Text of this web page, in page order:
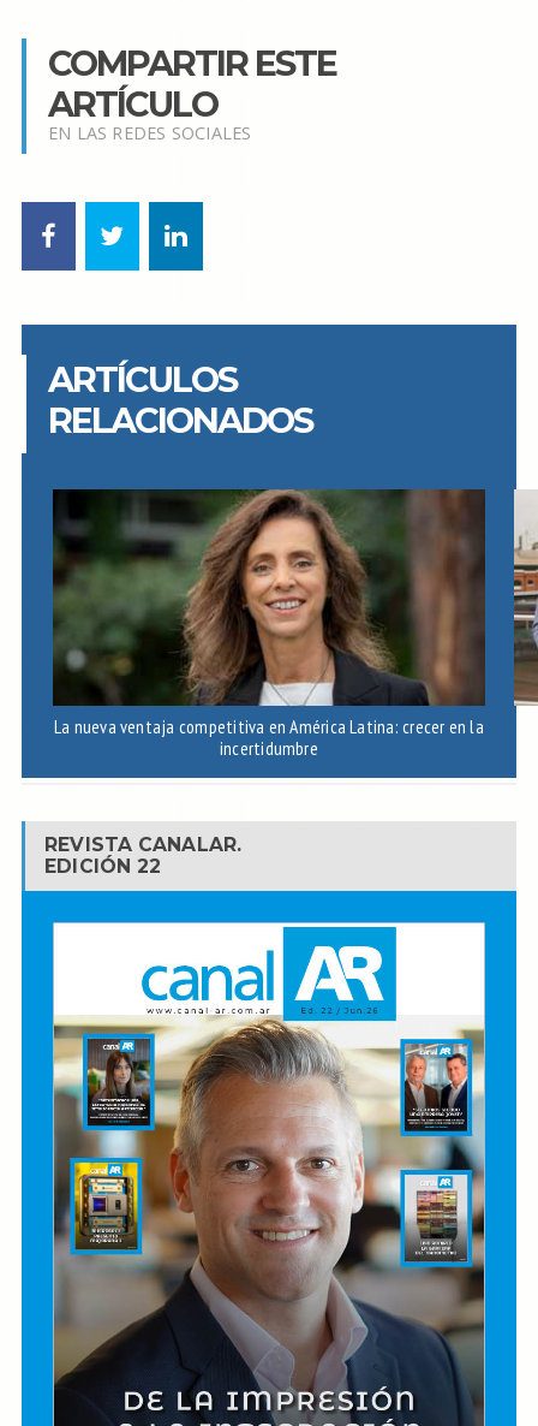
COMPARTIR ESTE
ARTÍCULO
EN LAS REDES SOCIALES
ARTÍCULOS
RELACIONADOS
La nueva ventaja competitiva en América Latina: crecer en la
incertidumbre
REVISTA CANALAR.
EDICIÓN 22